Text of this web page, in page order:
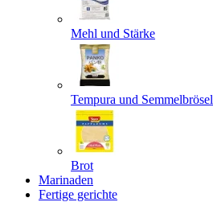
Mehl und Stärke
Tempura und Semmelbrösel
Brot
Marinaden
Fertige gerichte